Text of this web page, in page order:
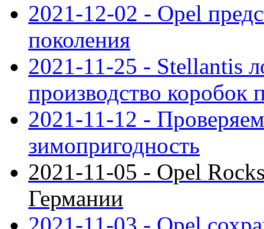
2021-12-02 - Opel
поколения
2021-11-25 - Stellantis
производство коробок
2021-11-12 -
зимопригодность
2021-11-05 - Opel
Германии